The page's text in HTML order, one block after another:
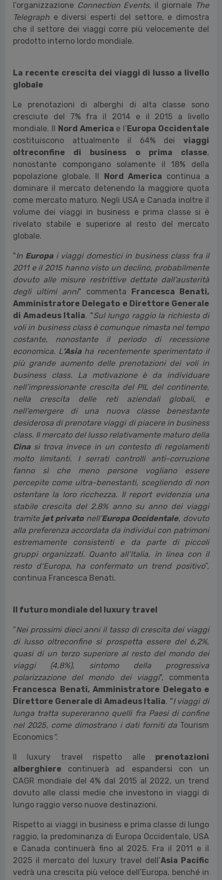
l’organizzazione Connection Events, il giornale The
Telegraph e diversi esperti del settore, e dimostra
che il settore dei viaggi corre più velocemente del
prodotto interno lordo mondiale.
La recente crescita dei viaggi di lusso a livello
globale
Le prenotazioni di alberghi di alta classe sono
cresciute del 7% fra il 2014 e il 2015 a livello
mondiale. Il Nord America e l’Europa Occidentale
costituiscono attualmente il 64% dei viaggi
oltreconfine di business o prima classe,
nonostante compongano solamente il 18% della
popolazione globale. Il Nord America continua a
dominare il mercato detenendo la maggiore quota
come mercato maturo. Negli USA e Canada inoltre il
volume dei viaggi in business e prima classe si è
rivelato stabile e superiore al resto del mercato
globale.
"In Europai viaggi domestici in business class fra il
2011 e il 2015 hanno visto un declino, probabilmente
dovuto alle misure restrittive dettate dall’austerità
degli ultimi anni" commenta Francesca Benati,
Amministratore Delegato e Direttore Generale
di Amadeus Italia. "Sul lungo raggio la richiesta di
voli in business class è comunque rimasta nel tempo
costante, nonostante il periodo di recessione
economica. L’Asiaha recentemente sperimentato il
più grande aumento delle prenotazioni dei voli in
business class. La motivazione è da individuare
nell’impressionante crescita del PIL del continente,
nella crescita delle reti aziendali globali, e
nell’emergere di una nuova classe benestante
desiderosa di prenotare viaggi di piacere in business
class. Il mercato del lusso relativamente maturo della
Cinasi trova invece in un contesto di regolamenti
molto limitanti. I serrati controlli anti-corruzione
fanno sì che meno persone vogliano essere
percepite come ultra-benestanti, scegliendo di non
ostentare la loro ricchezza. Il report evidenzia una
stabile crescita del 2,8% anno su anno dei viaggi
tramite jet privatonell’Europa Occidentale, dovuto
alla preferenza accordata da individui con patrimoni
estremamente consistenti e da parte di piccoli
gruppi organizzati. Quanto all’Italia, in linea con il
resto d’Europa, ha confermato un trend positivo”,
continua Francesca Benati.
Il futuro mondiale del luxury travel
“Nei prossimi dieci anni il tasso di crescita dei viaggi
di lusso oltreconfine si prospetta essere del 6,2%,
quasi di un terzo superiore al resto del mondo dei
viaggi (4,8%), sintomo della progressiva
polarizzazione del mondo dei viaggi", commenta
Francesca Benati, Amministratore Delegato e
Direttore Generale di Amadeus Italia. "I viaggi di
lunga tratta supereranno quelli fra Paesi di confine
nel 2025, come dimostrano i dati forniti da Tourism
Economics”.
Il luxury travel rispetto alle prenotazioni
alberghiere continuerà ad espandersi con un
CAGR mondiale del 4% dal 2015 al 2022, un trend
dovuto alle classi medie che investono in viaggi di
lungo raggio verso nuove destinazioni.
Rispetto ai viaggi in business e prima classe di lungo
raggio, la predominanza di Europa Occidentale, USA
e Canada continuerà fino al 2025. Fra il 2011 e il
2025 il mercato del luxury travel dell’Asia Pacific
vedrà una crescita più veloce dell’Europa, benché in